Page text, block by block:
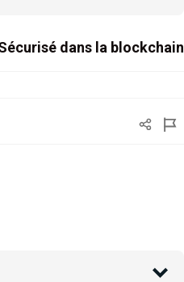
dans la blockchain